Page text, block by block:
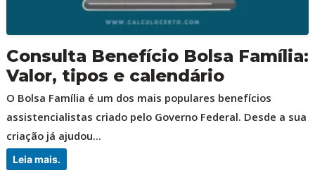
Consulta Benefício Bolsa Família:
Valor, tipos e calendário
O Bolsa Família é um dos mais populares benefícios
assistencialistas criado pelo Governo Federal. Desde a sua
criação já ajudou...
Leia mais.